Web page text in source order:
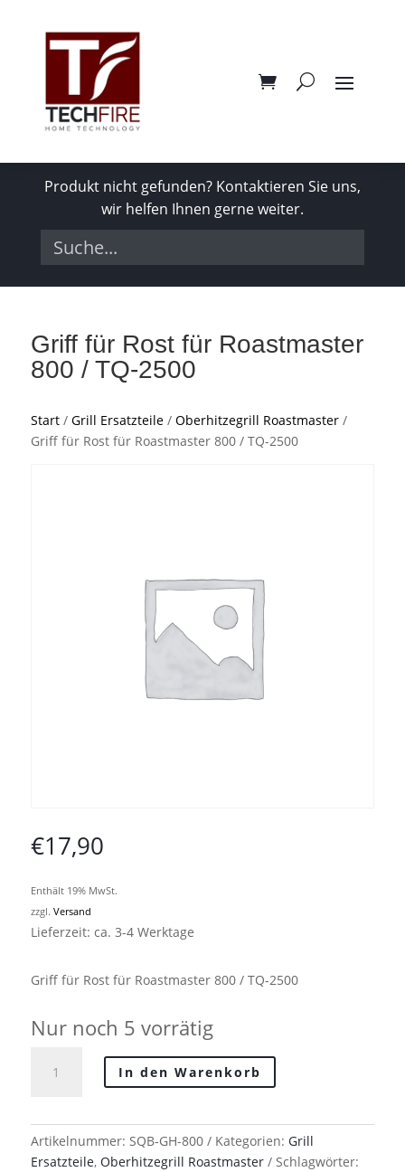
Produkt nicht gefunden? Kontaktieren Sie uns,
wir helfen Ihnen gerne weiter.
Griff für Rost für Roastmaster
800 / TQ-2500
Start/ Grill Ersatzteile/ Oberhitzegrill Roastmaster/
Griff für Rost für Roastmaster 800 / TQ-2500
€17,90
Enthält 19% MwSt.
zzgl. Versand
Lieferzeit: ca. 3-4 Werktage
Griff für Rost für Roastmaster 800 / TQ-2500
Nur noch 5 vorrätig
Roastmaster
800
In den Warenkorb
Artikelnummer: SQB-GH-800 Kategorien: Grill
Ersatzteile, Oberhitzegrill Roastmaster
Schlagwörter: